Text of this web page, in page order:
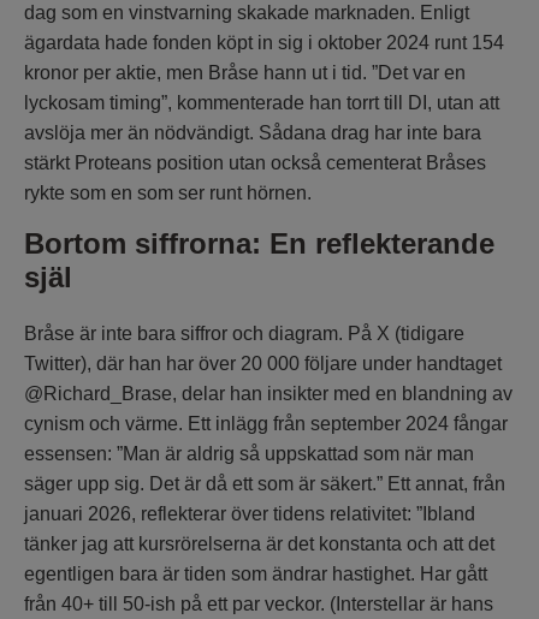
dag som en vinstvarning skakade marknaden. Enligt
ägardata hade fonden köpt in sig i oktober 2024 runt 154
kronor per aktie, men Bråse hann ut i tid. ”Det var en
lyckosam timing”, kommenterade han torrt till DI, utan att
avslöja mer än nödvändigt. Sådana drag har inte bara
stärkt Proteans position utan också cementerat Bråses
rykte som en som ser runt hörnen.
Bortom siffrorna: En reflekterande
själ
Bråse är inte bara siffror och diagram. På X (tidigare
Twitter), där han har över 20 000 följare under handtaget
@Richard_Brase, delar han insikter med en blandning av
cynism och värme. Ett inlägg från september 2024 fångar
essensen: ”Man är aldrig så uppskattad som när man
säger upp sig. Det är då ett som är säkert.” Ett annat, från
januari 2026, reflekterar över tidens relativitet: ”Ibland
tänker jag att kursrörelserna är det konstanta och att det
egentligen bara är tiden som ändrar hastighet. Har gått
från 40+ till 50-ish på ett par veckor. (Interstellar är hans